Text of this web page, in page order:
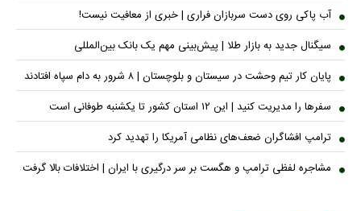
آب پاکی روی دست سربازان فراری | خبری از معافیت نیست!
سیگنال جدید به بازار طلا | پیش‌بینی مهم یک بانک بین‌المللی
پایان کار تیم وحشت در سیستان و بلوچستان | ۸ شرور به دام سپاه افتادند
سفر‌ها را مدیریت کنید | این ۱۲ استان کشور تا یکشنبه طوفانی است
ترامپ افشاگران ضعف‌های نظامی آمریکا را تهدید کرد
مشاجره لفظی ترامپ و هگست بر سر درگیری با ایران | اختلافات بالا گرفت